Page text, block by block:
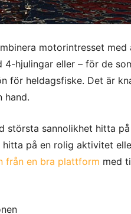
motorintresset
4-hjulingar eller – för de
för heldagsfiske. Det är
hand.
största sannolikhet hitta
hitta på en rolig aktivitet
från en bra plattform med